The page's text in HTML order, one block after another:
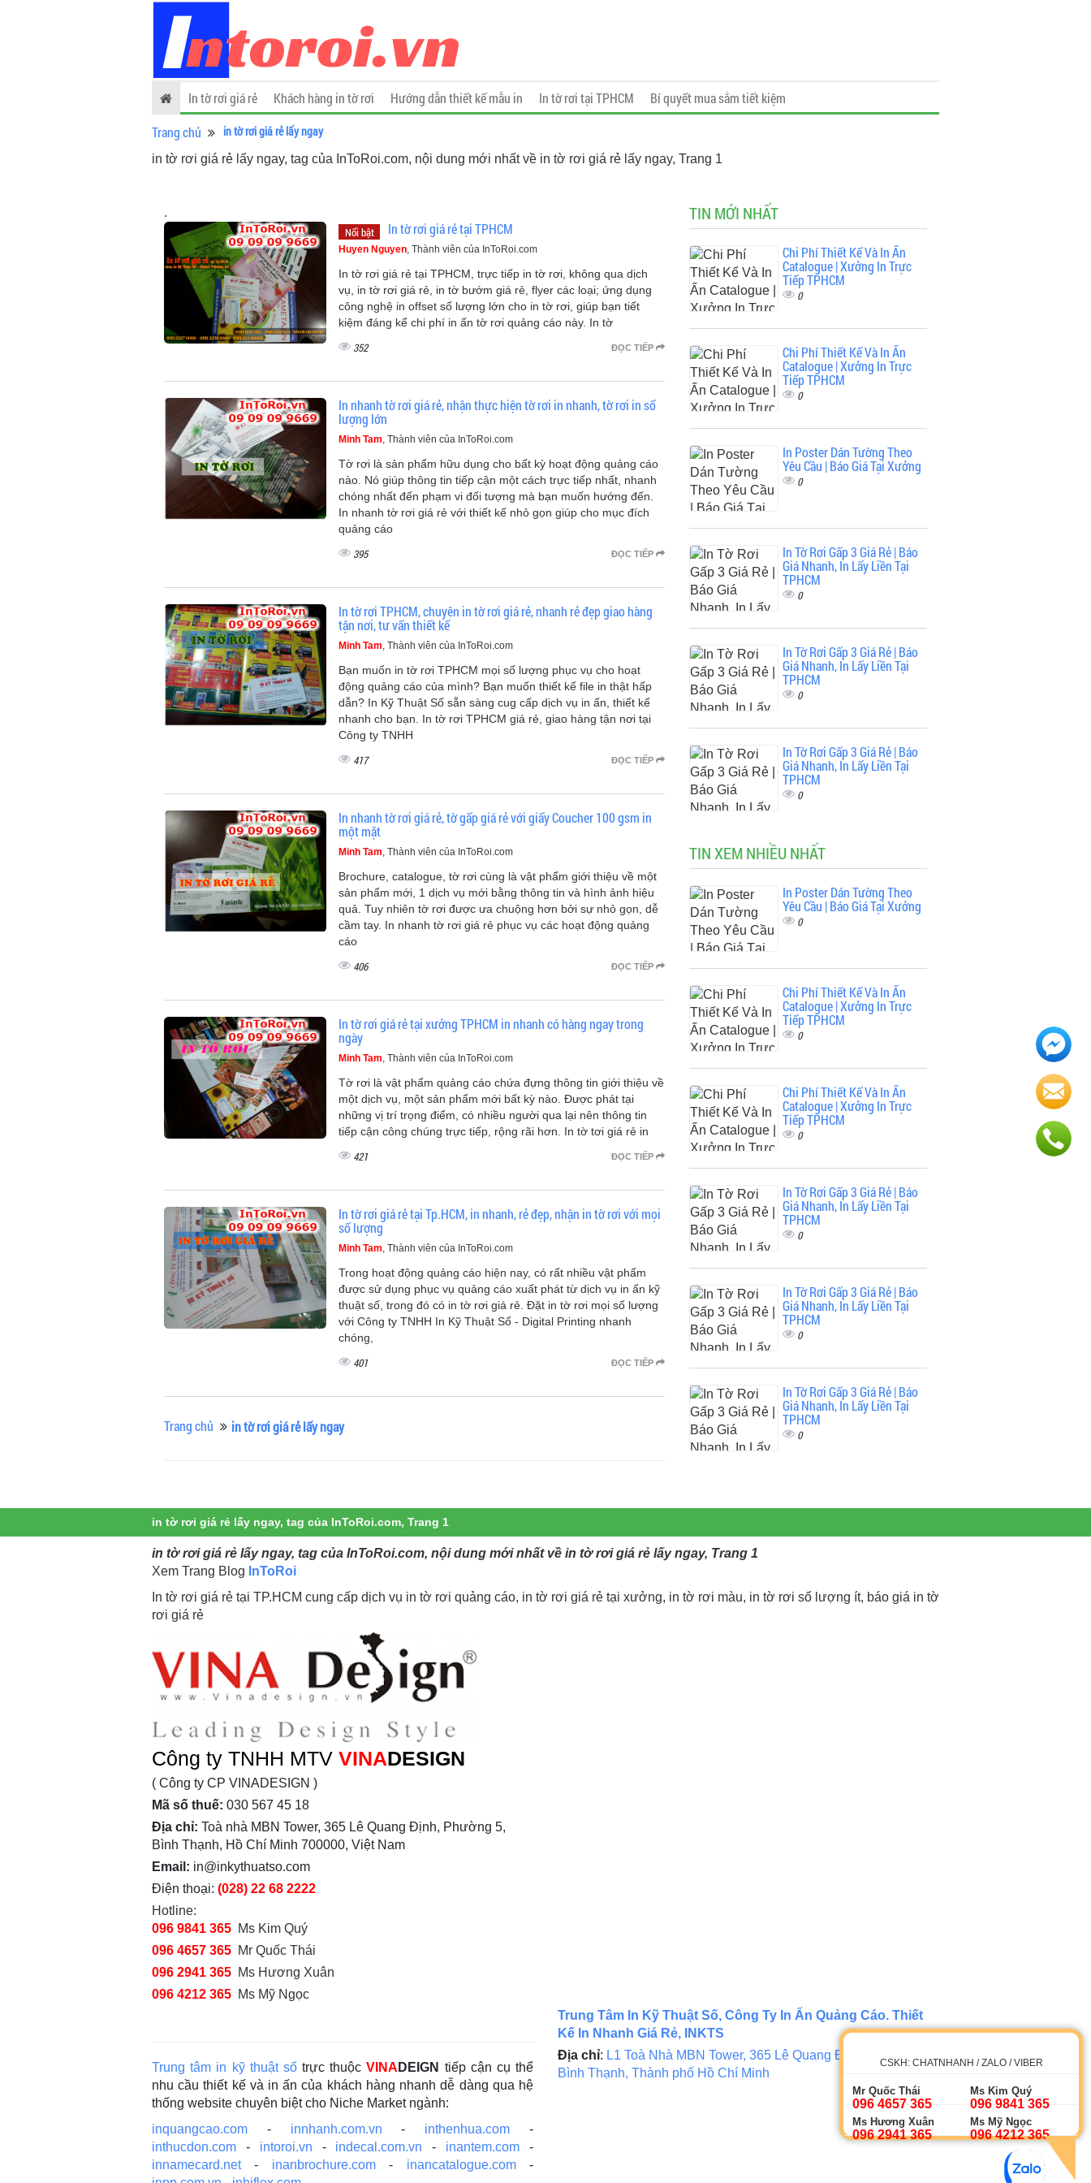
In tờ rơi giá rẻ Khách hàng in tờ rơi Hướng dẫn thiết kế mẫu in In tờ rơi tại TPHCM
Bí quyết mua sắm tiết kiệm
Trang chủ
in tờ rơi giá rẻ lấy ngay
in tờ rơi giá rẻ lấy ngay, tag của InToRoi.com, nội dung mới nhất về in tờ rơi giá rẻ lấy ngay, Trang 1
.
Nổi bật In tờ rơi giá rẻ tại TPHCM
Huyen Nguyen, Thành viên của InToRoi.com
In tờ rơi giá rẻ tại TPHCM, trực tiếp in tờ rơi, không qua dịch
vụ, in tờ rơi giá rẻ, in tờ bướm giá rẻ, flyer các loại; ứng dụng
công nghệ in offset số lượng lớn cho in tờ rơi, giúp bạn tiết
kiệm đáng kể chi phí in ấn tờ rơi quảng cáo này. In tờ
ĐỌC TIẾP
352
In nhanh tờ rơi giá rẻ, nhận thực hiện tờ rơi in nhanh, tờ rơi in số
lượng lớn
Minh Tam, Thành viên của InToRoi.com
Tờ rơi là sản phẩm hữu dụng cho bất kỳ hoạt động quảng cáo
nào. Nó giúp thông tin tiếp cận một cách trực tiếp nhất, nhanh
chóng nhất đến phạm vi đối tượng mà bạn muốn hướng đến.
In nhanh tờ rơi giá rẻ với thiết kế nhỏ gọn giúp cho mục đích
quảng cáo
ĐỌC TIẾP
395
In tờ rơi TPHCM, chuyên in tờ rơi giá rẻ, nhanh rẻ đẹp giao hàng
tận nơi, tư vấn thiết kế
Minh Tam, Thành viên của InToRoi.com
Bạn muốn in tờ rơi TPHCM mọi số lượng phục vụ cho hoạt
động quảng cáo của mình? Bạn muốn thiết kế file in thật hấp
dẫn? In Kỹ Thuật Số sẵn sàng cug cấp dịch vụ in ấn, thiết kế
nhanh cho bạn. In tờ rơi TPHCM giá rẻ, giao hàng tận nơi tại
Công ty TNHH
ĐỌC TIẾP
417
In nhanh tờ rơi giá rẻ, tờ gấp giá rẻ với giấy Coucher 100 gsm in
một mặt
Minh Tam, Thành viên của InToRoi.com
Brochure, catalogue, tờ rơi cùng là vật phẩm giới thiệu về một
sản phẩm mới, 1 dịch vụ mới bằng thông tin và hình ảnh hiệu
quả. Tuy nhiên tờ rơi được ưa chuộng hơn bởi sự nhỏ gọn, dễ
cầm tay. In nhanh tờ rơi giá rẻ phục vụ các hoạt động quảng
cáo
ĐỌC TIẾP
406
In tờ rơi giá rẻ tại xưởng TPHCM in nhanh có hàng ngay trong
ngày
Minh Tam, Thành viên của InToRoi.com
Tờ rơi là vật phẩm quảng cáo chứa đựng thông tin giới thiệu về
một dịch vụ, một sản phẩm mới bất kỳ nào. Được phát tại
những vị trí trọng điểm, có nhiều người qua lại nên thông tin
tiếp cận công chúng trực tiếp, rộng rãi hơn. In tờ tơi giá rẻ in
ĐỌC TIẾP
421
In tờ rơi giá rẻ tại Tp.HCM, in nhanh, rẻ đẹp, nhận in tờ rơi với mọi
số lượng
Minh Tam, Thành viên của InToRoi.com
Trong hoạt động quảng cáo hiện nay, có rất nhiều vật phẩm
được sử dụng phục vụ quảng cáo xuất phát từ dịch vụ in ấn kỹ
thuật số, trong đó có in tờ rơi giá rẻ. Đặt in tờ rơi mọi số lượng
với Công ty TNHH In Kỹ Thuật Số - Digital Printing nhanh
chóng,
ĐỌC TIẾP
401
Trang chủ in tờ rơi giá rẻ lấy ngay
TIN MỚI NHẤT
Chi Phí Thiết Kế Và In Ấn
Catalogue | Xưởng In Trực
Tiếp TPHCM
0
Chi Phí Thiết Kế Và In Ấn
Catalogue | Xưởng In Trực
Tiếp TPHCM
0
In Poster Dán Tường Theo
Yêu Cầu | Báo Giá Tại Xưởng
0
In Tờ Rơi Gấp 3 Giá Rẻ | Báo
Giá Nhanh, In Lấy Liền Tại
TPHCM
0
In Tờ Rơi Gấp 3 Giá Rẻ | Báo
Giá Nhanh, In Lấy Liền Tại
TPHCM
0
In Tờ Rơi Gấp 3 Giá Rẻ | Báo
Giá Nhanh, In Lấy Liền Tại
TPHCM
0
TIN XEM NHIỀU NHẤT
In Poster Dán Tường Theo
Yêu Cầu | Báo Giá Tại Xưởng
0
Chi Phí Thiết Kế Và In Ấn
Catalogue | Xưởng In Trực
Tiếp TPHCM
0
Chi Phí Thiết Kế Và In Ấn
Catalogue | Xưởng In Trực
Tiếp TPHCM
0
In Tờ Rơi Gấp 3 Giá Rẻ | Báo
Giá Nhanh, In Lấy Liền Tại
TPHCM
0
In Tờ Rơi Gấp 3 Giá Rẻ | Báo
Giá Nhanh, In Lấy Liền Tại
TPHCM
0
In Tờ Rơi Gấp 3 Giá Rẻ | Báo
Giá Nhanh, In Lấy Liền Tại
TPHCM
0
in tờ rơi giá rẻ lấy ngay, tag của InToRoi.com, Trang 1
in tờ rơi giá rẻ lấy ngay, tag của InToRoi.com, nội dung mới nhất về in tờ rơi giá rẻ lấy ngay, Trang 1
Xem Trang Blog InToRoi
In tờ rơi giá rẻ tại TP.HCM cung cấp dịch vụ in tờ rơi quảng cáo, in tờ rơi giá rẻ tại xưởng, in tờ rơi màu, in tờ rơi số lượng ít, báo giá in tờ
rơi giá rẻ
Công ty TNHH MTV VINADESIGN
( Công ty CP VINADESIGN )
Mã số thuế: 030 567 45 18
Địa chỉ: Toà nhà MBN Tower, 365 Lê Quang Định, Phường 5,
Bình Thạnh, Hồ Chí Minh 700000, Việt Nam
Email: in@inkythuatso.com
Điện thoại: (028) 22 68 2222
Hotline:
096 9841 365 Ms Kim Quý
096 4657 365 Mr Quốc Thái
096 2941 365 Ms Hương Xuân
096 4212 365 Ms Mỹ Ngọc
Trung tâm in kỹ thuật sốtrực thuộcVINA DEIGN tiếp cận cụ thể
nhu cầu thiết kế và in ấn của khách hàng nhanh dễ dàng qua hệ
thống website chuyên biệt cho Niche Market ngành:
inquangcao.com - innhanh.com.vn - inthenhua.com -
inthucdon.com - intoroi.vn - indecal.com.vn - inantem.com -
innamecard.net- inanbrochure.com- inancatalogue.com-
Trung Tâm In Kỹ Thuật Số, Công Ty In Ấn Quảng Cáo. Thiết
Kế In Nhanh Giá Rẻ, INKTS
Địa chỉ: L1 Toà Nhà MBN Tower, 365 Lê Quang Định, Phường 5,
Bình Thạnh, Thành phố Hồ Chí Minh
CSKH: CHATNHANH / ZALO / VIBER
Mr Quốc Thái
096 4657 365
Ms Kim Quý
096 9841 365
Ms Hương Xuân
096 2941 365
Ms Mỹ Ngọc
096 4212 365